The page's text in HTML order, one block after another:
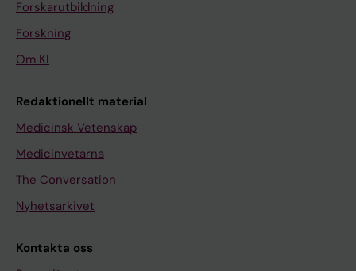
Forskarutbildning
Forskning
Om KI
Redaktionellt material
Medicinsk Vetenskap
Medicinvetarna
The Conversation
Nyhetsarkivet
Kontakta oss